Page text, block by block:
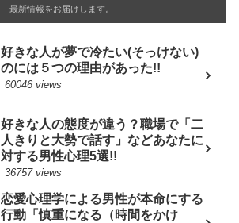
最新情報をお届けします。
好きな人が夢で冷たい(そっけない)
のには５つの理由があった!!
60046 views
好きな人の態度が違う？職場で「二
人きりと大勢で話す」などあなたに
対する男性心理5選!!
36757 views
恋愛心理学による男性が本命にする
行動「慎重になる（時間をかけ